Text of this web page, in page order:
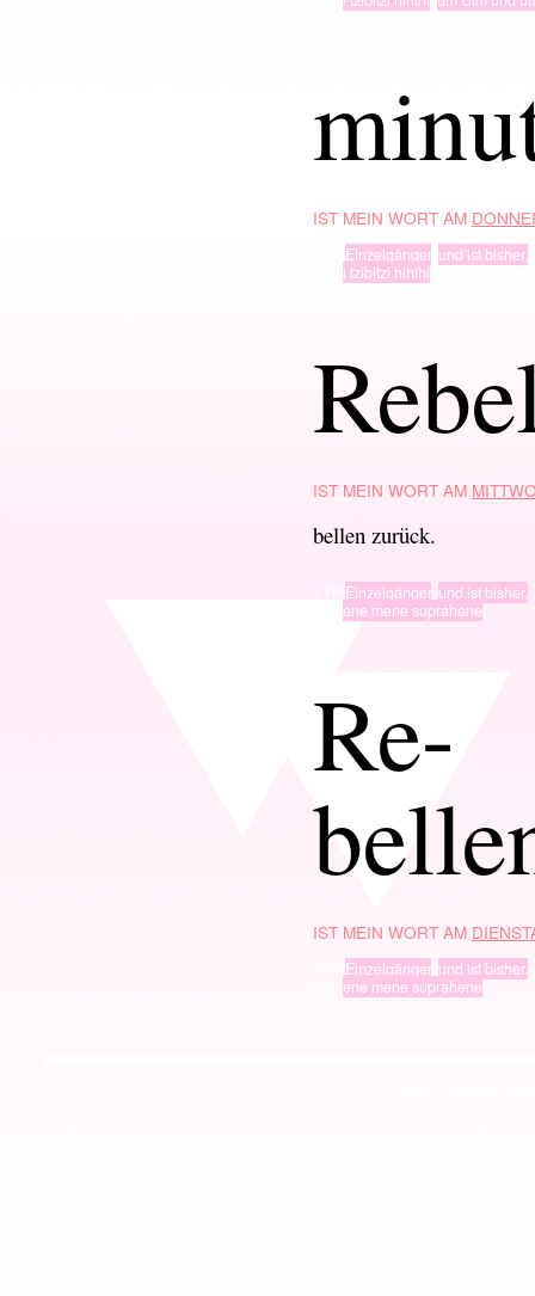
IST MEIN WORT AM
Einzelgänger, und ist bisher.
i tzibitzi hihihi
IST MEIN WORT AM
bellen zurück.
Einzelgänger, und ist bisher.
ene mene suprahene
Re-
IST MEIN WORT AM
Einzelgänger, und ist bisher.
ene mene suprahene